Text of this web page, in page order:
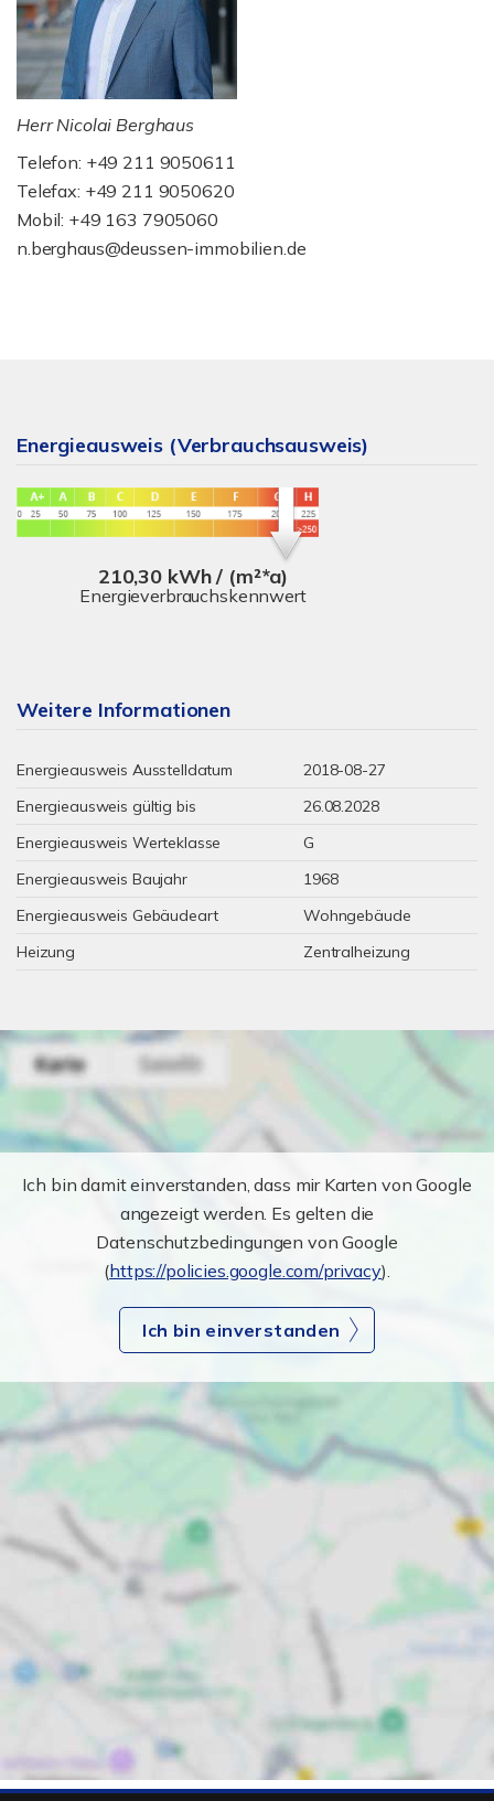
Herr Nicolai Berghaus
Telefon: +49 211 9050611
Telefax: +49 211 9050620
Mobil: +49 163 7905060
n.berghaus@deussen-immobilien.de
Energieausweis (Verbrauchsausweis)
210,30 kWh / (m²*a)
Energieverbrauchskennwert
Weitere Informationen
Energieausweis Ausstelldatum
2018-08-27
Energieausweis gültig bis
26.08.2028
Energieausweis Werteklasse
G
Energieausweis Baujahr
1968
Energieausweis Gebäudeart
Wohngebäude
Heizung
Zentralheizung
Ich bin damit einverstanden, dass mir Karten von Google
angezeigt werden. Es gelten die
Datenschutzbedingungen von Google
(https://policies.google.com/privacy).
Ich bin einverstanden